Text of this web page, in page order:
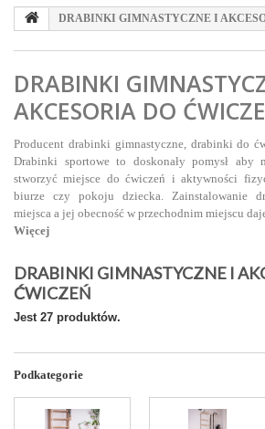
DRABINKI GIMNASTYCZNE I
DRABINKI
AKCESORIA DO
Producent drabinki gimnastyczne, drabinki do
Drabinki sportowe to doskonały pomysł aby
stworzyć miejsce do ćwiczeń i aktywności
biurze czy pokoju dziecka. Zainstalowanie
miejsca a jej obecność w przechodnim miejscu
Więcej
DRABINKI GIMNASTYCZNE I
ĆWICZEŃ
Jest 27 produktów.
Podkategorie